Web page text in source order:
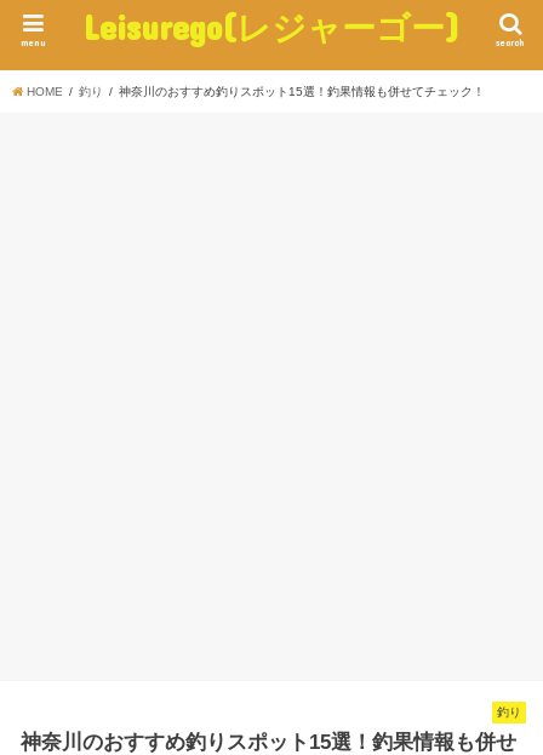
Leisurego(レジャーゴー) search
menu
HOME 釣り 神奈川のおすすめ釣りスポット15選！釣果情報も併せてチェック！
釣り
神奈川のおすすめ釣りスポット15選！釣果情報も併せ